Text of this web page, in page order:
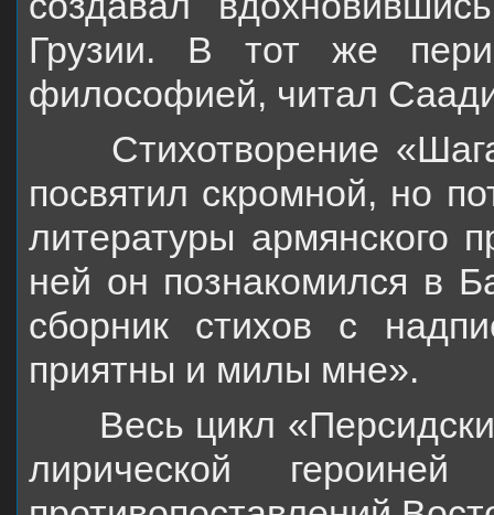
Грузии. В тот же
философией, читал
Стихотворение «
посвятил скромной, но
литературы армянского
ней он познакомился в
сборник стихов с
приятны и милы мне».
Весь цикл
лирической